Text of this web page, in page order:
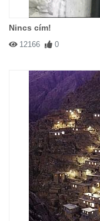
Nincs cím!
12166 0